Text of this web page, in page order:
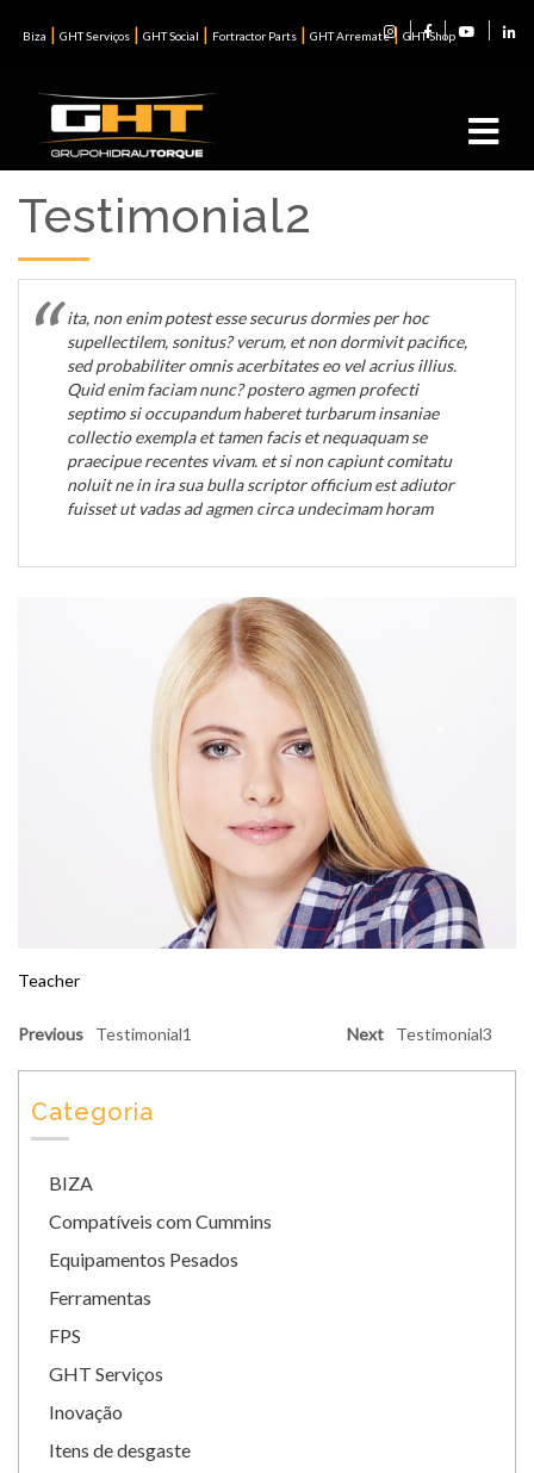
Biza | GHT Serviços | GHT Social | Fortractor Parts | GHT Arremate| GHT Shop
Testimonial2
ita, non enim potest esse securus dormies per hoc
supellectilem, sonitus? verum, et non dormivit pacifice,
sed probabiliter omnis acerbitates eo vel acrius illius.
Quid enim faciam nunc? postero agmen profecti
septimo si occupandum haberet turbarum insaniae
collectio exempla et tamen facis et nequaquam se
praecipue recentes vivam. et si non capiunt comitatu
noluit ne in ira sua bulla scriptor officium est adiutor
fuisset ut vadas ad agmen circa undecimam horam
Teacher
Previous Testimonial1 Next Testimonial3
Categoria
BIZA
Compatíveis com Cummins
Equipamentos Pesados
Ferramentas
FPS
GHT Serviços
Inovação
Itens de desgaste